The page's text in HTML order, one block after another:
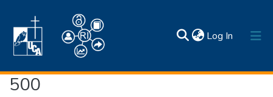
Log In (current)
500